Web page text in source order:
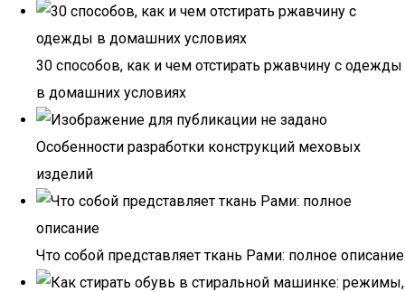
30 способов, как и чем отстирать ржавчину с одежды
в домашних условиях
Особенности разработки конструкций меховых
изделий
Что собой представляет ткань Рами: полное описание